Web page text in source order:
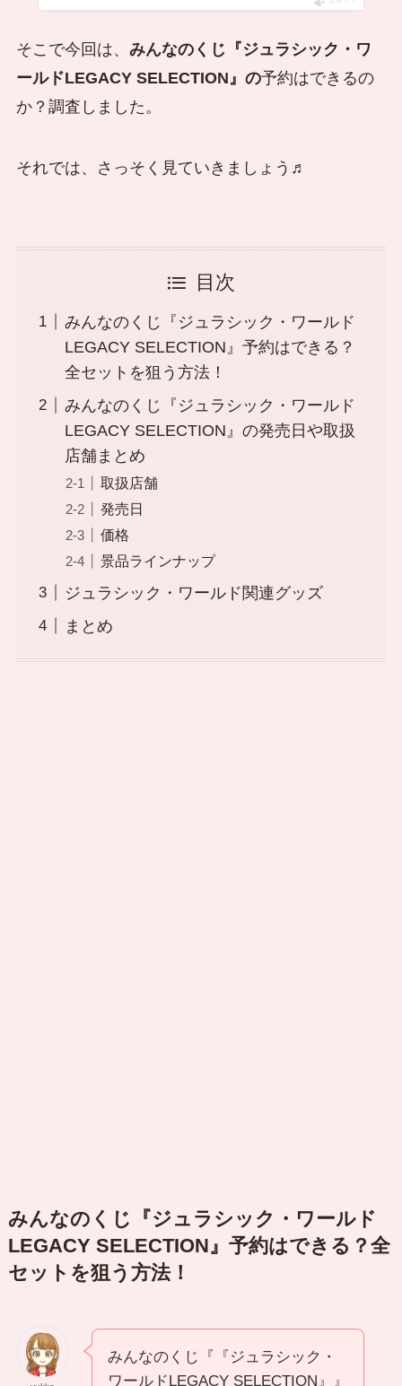
そこで今回は、 みんなのくじ『ジュラシック・ワ
ールドLEGACY SELECTION』の予約はできるの
か？調査しました。
それでは、さっそく見ていきましょう♬
目次
みんなのくじ『ジュラシック・ワールド
LEGACY SELECTION』予約はできる？
全セットを狙う方法！
みんなのくじ『ジュラシック・ワールド
LEGACY SELECTION』の発売日や取扱
店舗まとめ
取扱店舗
発売日
価格
景品ラインナップ
ジュラシック・ワールド関連グッズ
まとめ
みんなのくじ『ジュラシック・ワールド
LEGACY SELECTION』予約はできる？全
セットを狙う方法！
みんなのくじ『『ジュラシック・
ワールドLEGACY SELECTION』』